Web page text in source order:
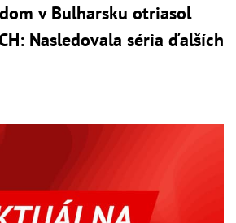
v Bulharsku otriasol
Nasledovala séria ďalších